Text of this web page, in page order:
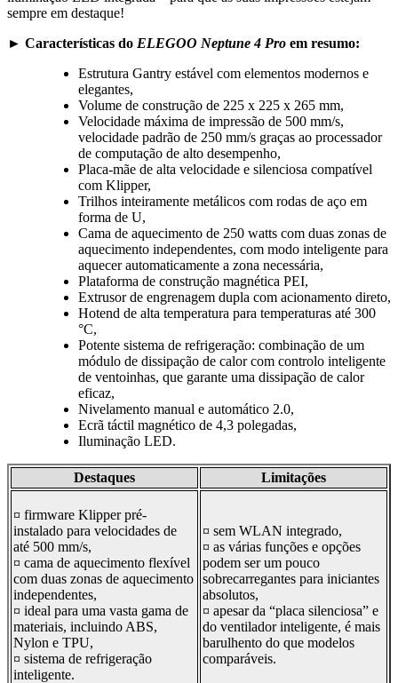
sempre em destaque!
► Características do ELEGOO Neptune 4 Pro em resumo:
Estrutura Gantry estável com elementos modernos e
elegantes,
Volume de construção de 225 x 225 x 265 mm,
Velocidade máxima de impressão de 500 mm/s,
velocidade padrão de 250 mm/s graças ao processador
de computação de alto desempenho,
Placa-mãe de alta velocidade e silenciosa compatível
com Klipper,
Trilhos inteiramente metálicos com rodas de aço em
forma de U,
Cama de aquecimento de 250 watts com duas zonas de
aquecimento independentes, com modo inteligente para
aquecer automaticamente a zona necessária,
Plataforma de construção magnética PEI,
Extrusor de engrenagem dupla com acionamento direto,
Hotend de alta temperatura para temperaturas até 300
°C,
Potente sistema de refrigeração: combinação de um
módulo de dissipação de calor com controlo inteligente
de ventoinhas, que garante uma dissipação de calor
eficaz,
Nivelamento manual e automático 2.0,
Ecrã táctil magnético de 4,3 polegadas,
Iluminação LED.
Destaques Limitações
¤ firmware Klipper pré-
instalado para velocidades de
até 500 mm/s,
¤ cama de aquecimento flexível
com duas zonas de aquecimento
independentes,
¤ ideal para uma vasta gama de
materiais, incluindo ABS,
Nylon e TPU,
¤ sistema de refrigeração
inteligente.
¤ sem WLAN integrado,
¤ as várias funções e opções
podem ser um pouco
sobrecarregantes para iniciantes
absolutos,
¤ apesar da “placa silenciosa” e
do ventilador inteligente, é mais
barulhento do que modelos
comparáveis.